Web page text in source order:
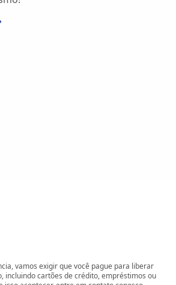
vamos exigir que você pague para liberar
incluindo cartões de crédito, empréstimos ou